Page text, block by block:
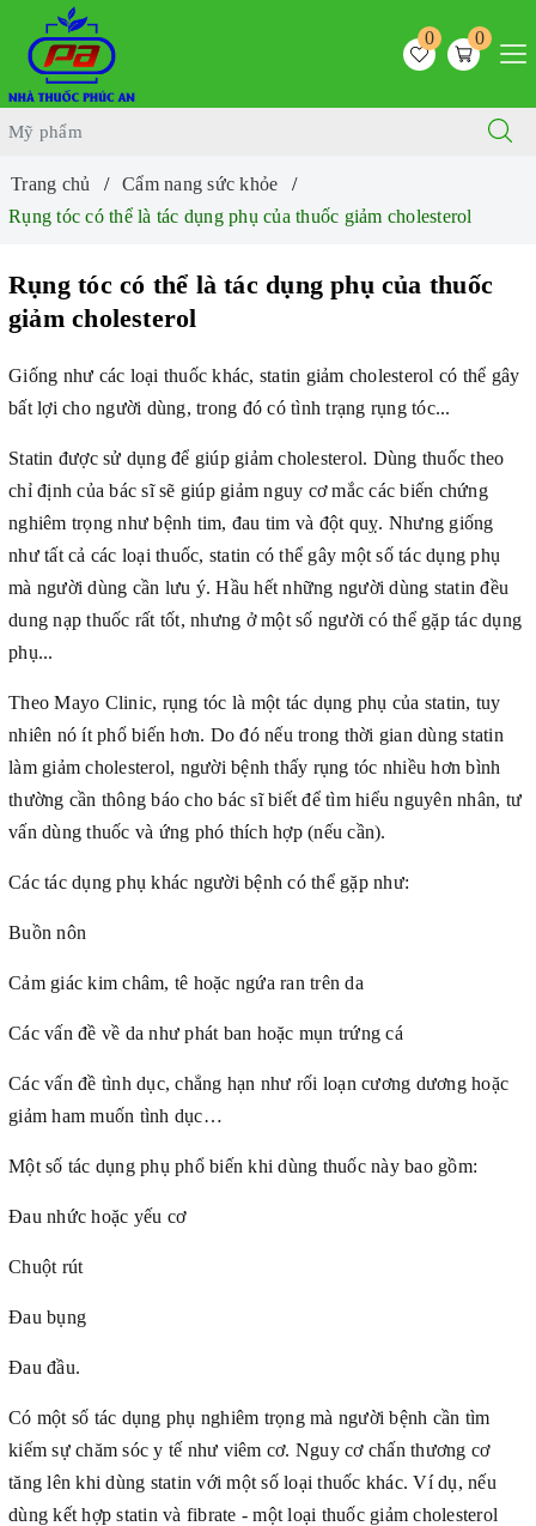
0
0
Trang chủ
Cẩm nang sức khỏe
Rụng tóc có thể là tác dụng phụ của thuốc giảm cholesterol
Rụng tóc có thể là tác dụng phụ của thuốc
giảm cholesterol
Giống như các loại thuốc khác, statin giảm cholesterol có thể gây
bất lợi cho người dùng, trong đó có tình trạng rụng tóc...
Statin được sử dụng để giúp giảm cholesterol. Dùng thuốc theo
chỉ định của bác sĩ sẽ giúp giảm nguy cơ mắc các biến chứng
nghiêm trọng như bệnh tim, đau tim và đột quỵ. Nhưng giống
như tất cả các loại thuốc, statin có thể gây một số tác dụng phụ
mà người dùng cần lưu ý. Hầu hết những người dùng statin đều
dung nạp thuốc rất tốt, nhưng ở một số người có thể gặp tác dụng
phụ...
Theo Mayo Clinic, rụng tóc là một tác dụng phụ của statin, tuy
nhiên nó ít phổ biến hơn. Do đó nếu trong thời gian dùng statin
làm giảm cholesterol, người bệnh thấy rụng tóc nhiều hơn bình
thường cần thông báo cho bác sĩ biết để tìm hiểu nguyên nhân, tư
vấn dùng thuốc và ứng phó thích hợp (nếu cần).
Các tác dụng phụ khác người bệnh có thể gặp như:
Buồn nôn
Cảm giác kim châm, tê hoặc ngứa ran trên da
Các vấn đề về da như phát ban hoặc mụn trứng cá
Các vấn đề tình dục, chẳng hạn như rối loạn cương dương hoặc
giảm ham muốn tình dục…
Một số tác dụng phụ phổ biến khi dùng thuốc này bao gồm:
Đau nhức hoặc yếu cơ
Chuột rút
Đau bụng
Đau đầu.
Có một số tác dụng phụ nghiêm trọng mà người bệnh cần tìm
kiếm sự chăm sóc y tế như viêm cơ. Nguy cơ chấn thương cơ
tăng lên khi dùng statin với một số loại thuốc khác. Ví dụ, nếu
dùng kết hợp statin và fibrate - một loại thuốc giảm cholesterol